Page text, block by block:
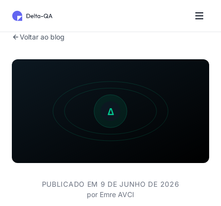
Voltar ao blog
PUBLICADO EM 9 DE JUNHO DE 2026
por Emre AVCI